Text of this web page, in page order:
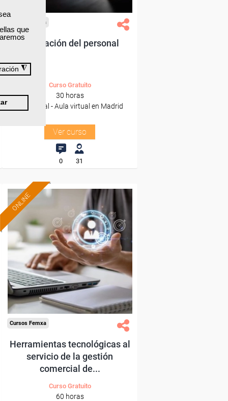
que
◮
Cursos Femxa
Motivación del personal
Curso Gratuito
30 horas
Presencial - Aula virtual en Madrid
Ver curso
0 31
ONLINE
Formación 100%
subvencionada.
Para desempleados,
trabajadores y autónomos
de Madrid.
Para todos los sectores.
Cursos Femxa
Herramientas tecnológicas al
servicio de la gestión
comercial de...
Curso Gratuito
60 horas